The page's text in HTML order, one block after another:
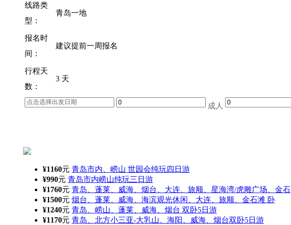
线路类
型：
青岛一地
报名时
间：
建议提前一周报名
行程天
数：
3 天
成人
¥1160元 青岛市内、崂山 世园会纯玩四日游
¥990元 青岛市内崂山纯玩三日游
¥1760元 青岛、蓬莱、威海、烟台、大连、旅顺、星海湾/虎雕广场、金石
¥1500元 烟台、蓬莱、威海、海滨观光休闲、大连、旅顺、金石滩 卧
¥1240元 青岛、崂山、蓬莱、威海、烟台 双卧5日游
¥1170元 青岛、北方小三亚-大乳山、海阳、威海、烟台双卧5日游